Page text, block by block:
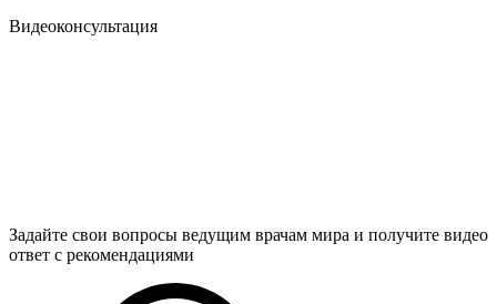
Видеоконсультация
Задайте свои вопросы ведущим врачам мира и получите видео
ответ с рекомендациями